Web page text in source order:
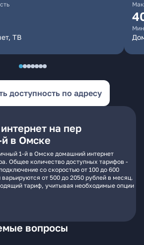
ТВ
доступность по адресу
на пер
й в Омске
1-й в Омске домашний интернет
Общее количество доступных тарифов -
со скоростью от 100 до 600
от 500 до 2050 рублей в месяц.
тариф, учитывая необходимые опции
вопросы